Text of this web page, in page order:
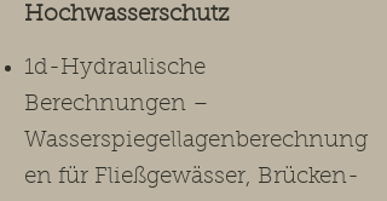
Hochwasserschutz ​
1d-Hydraulische
Berechnungen –
Wasserspiegellagenberechnung
en für Fließgewässer, Brücken-